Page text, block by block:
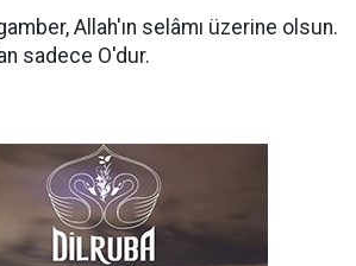
Allah'ın selâmı üzerine olsun.
sadece O'dur.